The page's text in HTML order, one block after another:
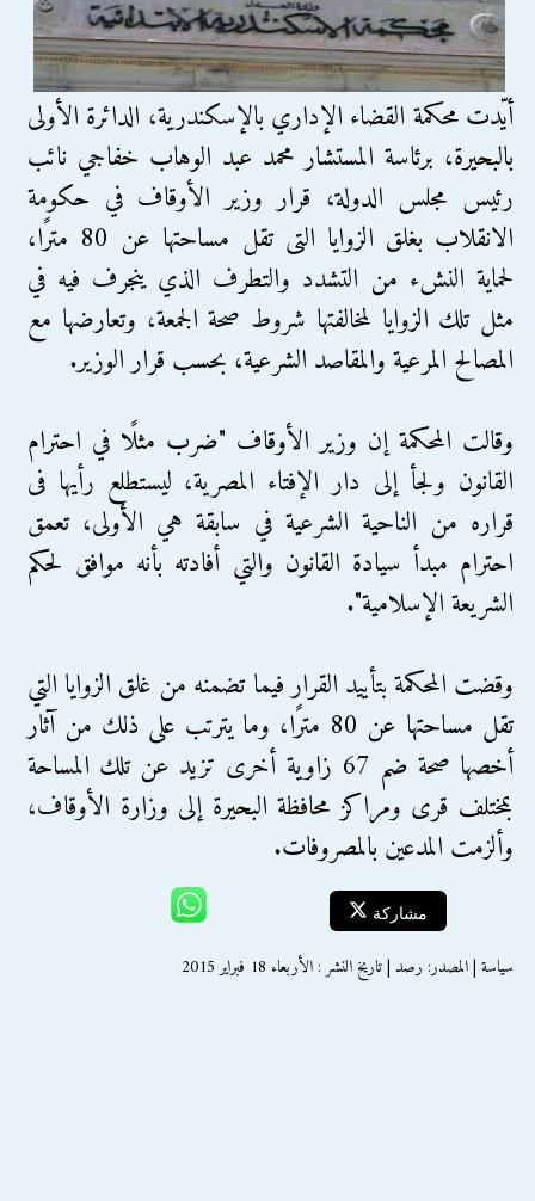
أيّدت محكمة القضاء الإداري بالإسكندرية، الدائرة الأولى
بالبحيرة، برئاسة المستشار محمد عبد الوهاب خفاجي نائب
رئيس مجلس الدولة، قرار وزير الأوقاف في حكومة
الانقلاب بغلق الزوايا التى تقل مساحتها عن 80 مترًا،
لحماية النشء من التشدد والتطرف الذي ينجرف فيه في
مثل تلك الزوايا لمخالفتها شروط صحة الجمعة، وتعارضها مع
المصالح المرعية والمقاصد الشرعية، بحسب قرار الوزير.
وقالت المحكمة إن وزير الأوقاف "ضرب مثلًا في احترام
القانون ولجأ إلى دار الإفتاء المصرية، ليستطلع رأيها فى
قراره من الناحية الشرعية في سابقة هي الأولى، تعمق
احترام مبدأ سيادة القانون والتي أفادته بأنه موافق لحكم
الشريعة الإسلامية".
وقضت المحكمة بتأييد القرار فيما تضمنه من غلق الزوايا التي
تقل مساحتها عن 80 مترًا، وما يترتب على ذلك من آثار
أخصها صحة ضم 67 زاوية أخرى تزيد عن تلك المساحة
بمختلف قرى ومراكز محافظة البحيرة إلى وزارة الأوقاف،
وألزمت المدعين بالمصروفات.
مشاركة
سياسة | المصدر: رصد | تاريخ النشر : الأربعاء 18 فبراير 2015